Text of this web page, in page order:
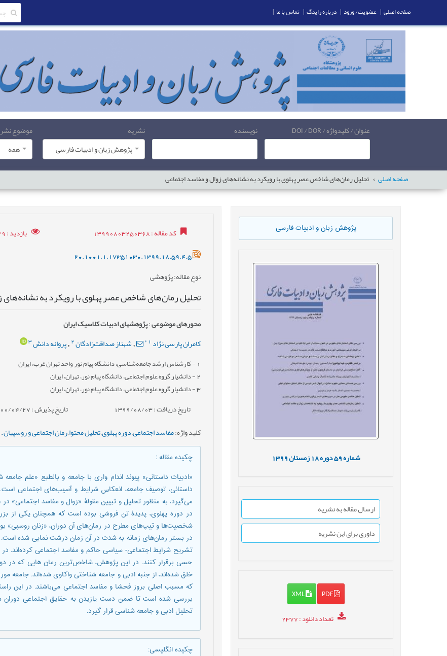
عنوان / کلیدواژه / DOI / DOR نویسنده
نشریه
پژوهش زبان و ادبیات فارسی
موضوع
همه
صفحه اصلی تحلیل رمان‌های شاخص عصر پهلوی با رویکرد به نشانه‌های زوال و مفاسد اجتماعی
پژوهش زبان و ادبیات فارسی
شماره دوره18 زمستان1399
ارسال مقاله به نشریه
داوری برای این نشریه
PDF
XML
تعداد دانلود: 2377
کد مقاله: 13990803250368 بازدید: 8829
20.1001.1.17351030.1399.18.59.4.5
نوع مقاله: پژوهشی
تحلیل رمان‌های شاخص عصر پهلوی با رویکرد به نشانه‌های
محورهای موضوعی:پژوهش‎های ادبیات کلاسیک ایران
کامران پارسی نژاد 1
*
,شهناز صداقت‌زادگان2
,پروانه دانش3
1 - کارشناس ارشد جامعه‌شناسی، دانشگاه پیام نور واحد تهران غرب، ایران
2- دانشیار گروه علوم اجتماعی، دانشگاه پیام نور، تهران، ایران
3- دانشیار گروه علوم اجتماعی، دانشگاه پیام نور، تهران، ایران
تاریخ دریافت : 1399/08/03 تاریخ پذیرش : 1400/04/27
کلید واژه:مفاسد اجتماعی,دوره پهلوی,تحلیل محتوا,رمان اجتماعی و روسپیان.,
چکیده مقاله:
«ادبیات داستانی» پیوند اندام واری با جامعه و بالطبع «علم
داستانی، توصیف جامعه، انعکاس شرایط و آسیب‌های اجتماعی
می‌گیرد، به منظور تحلیل و تبیین مقولۀ «زوال و مفاسد
در دوره پهلوی، پدیدۀ تن فروشی بوده است که همچنان یکی از
شخصیت‌ها و تیپ‌های مطرح در رمان‌های آن دوران، «زنان روسپی»
در بستر رمان‌های زمانه به شدت در آن زمان درشت نمایی شده
تشریح شرایط اجتماعی- سیاسی حاکم و مفاسد اجتماعی کرده‌اند.
حسی برقرار کنند. در این پژوهش، شاخص‌ترین رمان هایی که در
خلق شده‌اند، از جنبه ادبی و جامعه شناختی واکاوی شده‌اند. جامعه
که مسبب اصلی بروز فحشا و مفاسد اجتماعی می‌باشند. در این
بررسی شده است تا ضمن دست یازیدن به حقایق اجتماعی دوران
تحلیل ادبی و جامعه شناسی قرار گیرد.
چکیده انگلیسی:
صفحه اصلی | عضویت/ ورود | درباره رایمگ | تماس با ما |